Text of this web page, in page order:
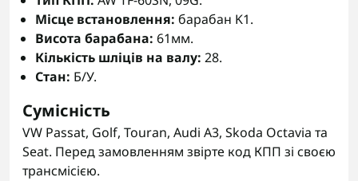
Місце встановлення: барабан K1.
Висота барабана: 61мм.
Кількість шліців на валу: 28.
Стан: Б/У.
Сумісність
VW Passat, Golf, Touran, Audi A3, Skoda Octavia та
Seat. Перед замовленням звірте код КПП зі своєю
трансмісією.